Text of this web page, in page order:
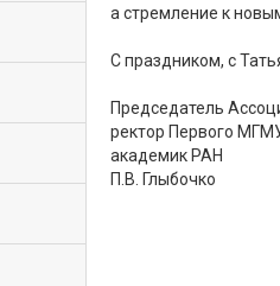
а стремление к
С праздником, с
Председатель
ректор Первого
академик РАН
П.В. Глыбочко